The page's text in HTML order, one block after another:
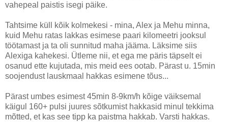
vahepeal paistis isegi päike.
Tahtsime küll kõik kolmekesi - mina, Alex ja Mehu minna,
kuid Mehu ratas lakkas esimese paari kilomeetri jooksul
töötamast ja ta oli sunnitud maha jääma. Läksime siis
Alexiga kahekesi. Ütleme nii, et ega me päris täpselt ei
osanud ette kujutada, mis meid ees ootab. Pärast u. 15min
soojendust lauskmaal hakkas esimene tõus...
Pärast umbes esimest 45min 8-9km/h kõige väiksemal
käigul 160+ pulsi juures sõtkumist hakkasid minul tekkima
mõtted, et kas see tipp ka paistma hakkab. Varsti hakkas.